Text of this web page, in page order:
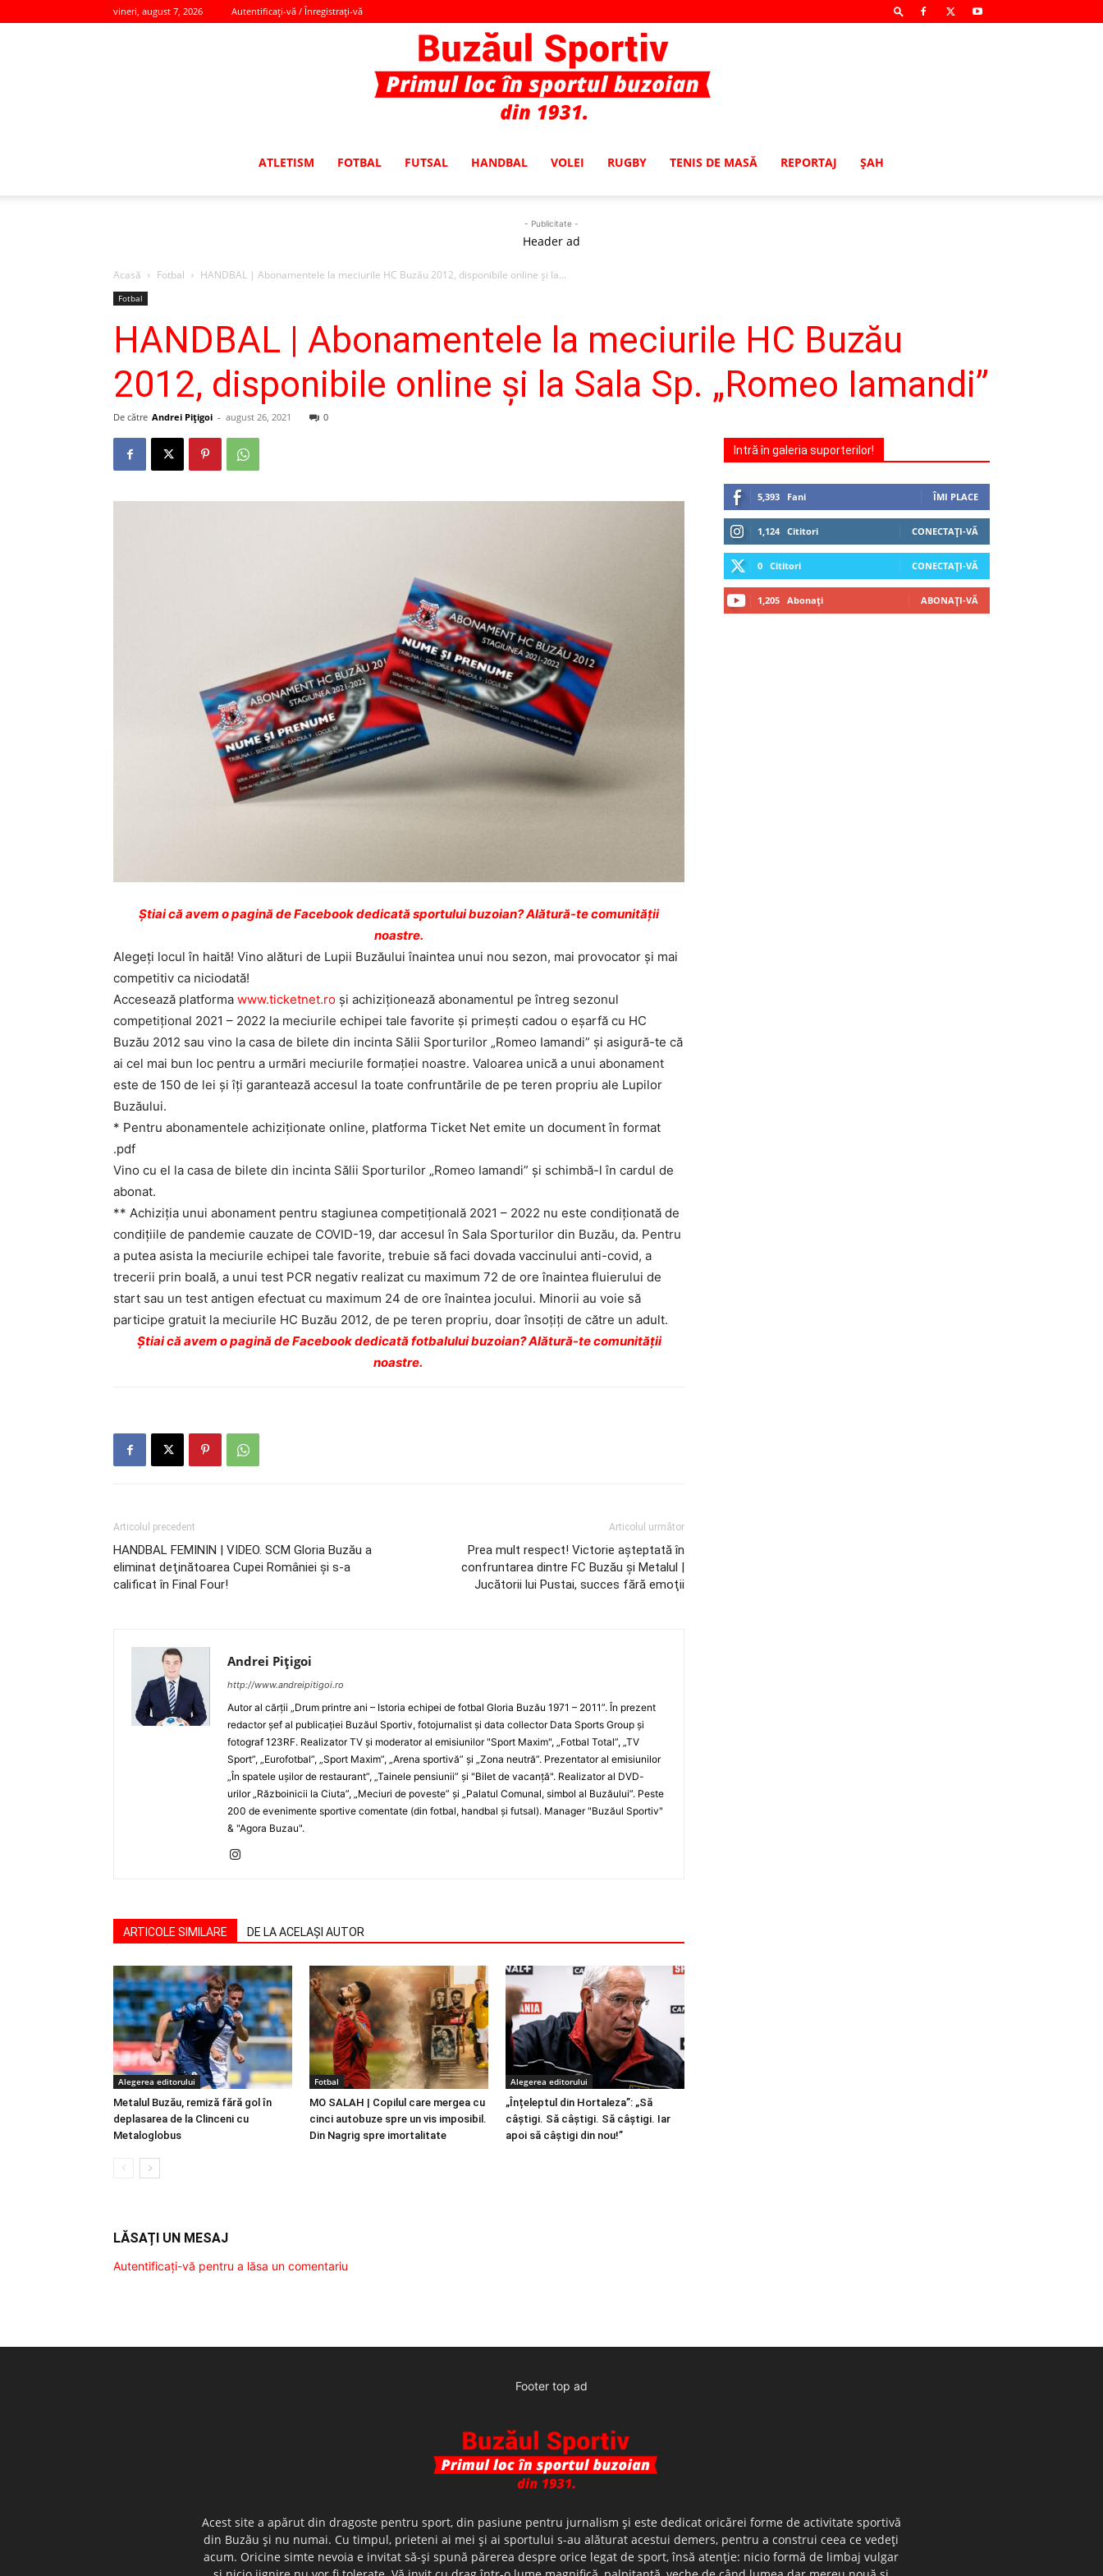
vineri, august 7, 2026 Autentificați-vă / Înregistrați-vă
ATLETISM FOTBAL FUTSAL HANDBAL VOLEI RUGBY TENIS DE MASĂ REPORTAJ ŞAH
- Publicitate -
Header ad
Acasă Fotbal HANDBAL | Abonamentele la meciurile HC Buzău 2012, disponibile online şi la...
Fotbal
HANDBAL | Abonamentele la meciurile HC Buzău
2012, disponibile online şi la Sala Sp. „Romeo Iamandi”
De către Andrei Pițigoi - august 26, 2021 0
Ştiai că avem o pagină de Facebook dedicată sportului buzoian? Alătură-te comunității
noastre.
Alegeţi locul în haită! Vino alături de Lupii Buzăului înaintea unui nou sezon, mai provocator şi mai
competitiv ca niciodată!
Accesează platforma www.ticketnet.ro şi achiziţionează abonamentul pe întreg sezonul
competiţional 2021 – 2022 la meciurile echipei tale favorite şi primeşti cadou o eşarfă cu HC
Buzău 2012 sau vino la casa de bilete din incinta Sălii Sporturilor „Romeo Iamandi” şi asigură-te că
ai cel mai bun loc pentru a urmări meciurile formaţiei noastre. Valoarea unică a unui abonament
este de 150 de lei şi îţi garantează accesul la toate confruntările de pe teren propriu ale Lupilor
Buzăului.
* Pentru abonamentele achiziţionate online, platforma Ticket Net emite un document în format
.pdf
Vino cu el la casa de bilete din incinta Sălii Sporturilor „Romeo Iamandi” şi schimbă-l în cardul de
abonat.
** Achiziţia unui abonament pentru stagiunea competiţională 2021 – 2022 nu este condiţionată de
condiţiile de pandemie cauzate de COVID-19, dar accesul în Sala Sporturilor din Buzău, da. Pentru
a putea asista la meciurile echipei tale favorite, trebuie să faci dovada vaccinului anti-covid, a
trecerii prin boală, a unui test PCR negativ realizat cu maximum 72 de ore înaintea fluierului de
start sau un test antigen efectuat cu maximum 24 de ore înaintea jocului. Minorii au voie să
participe gratuit la meciurile HC Buzău 2012, de pe teren propriu, doar însoţiţi de către un adult.
Ştiai că avem o pagină de Facebook dedicată fotbalului buzoian? Alătură-te comunității
noastre.
Articolul precedent
HANDBAL FEMININ | VIDEO. SCM Gloria Buzău a
eliminat deţinătoarea Cupei României şi s-a
calificat în Final Four!
Articolul următor
Prea mult respect! Victorie aşteptată în
confruntarea dintre FC Buzău şi Metalul |
Jucătorii lui Pustai, succes fără emoţii
Andrei Pițigoi
http://www.andreipitigoi.ro
Autor al cărţii „Drum printre ani – Istoria echipei de fotbal Gloria Buzău 1971 – 2011”. În prezent
redactor şef al publicaţiei Buzăul Sportiv, fotojurnalist şi data collector Data Sports Group şi
fotograf 123RF. Realizator TV şi moderator al emisiunilor "Sport Maxim", „Fotbal Total”, „TV
Sport”, „Eurofotbal”, „Sport Maxim”, „Arena sportivă” şi „Zona neutră”. Prezentator al emisiunilor
„În spatele uşilor de restaurant”, „Tainele pensiunii” şi "Bilet de vacanţă". Realizator al DVD-
urilor „Războinicii la Ciuta”, „Meciuri de poveste” şi „Palatul Comunal, simbol al Buzăului”. Peste
200 de evenimente sportive comentate (din fotbal, handbal şi futsal). Manager "Buzăul Sportiv"
& "Agora Buzau".
ARTICOLE SIMILARE DE LA ACELAȘI AUTOR
Alegerea editorului
Metalul Buzău, remiză fără gol în
deplasarea de la Clinceni cu
Metaloglobus
Fotbal
MO SALAH | Copilul care mergea cu
cinci autobuze spre un vis imposibil.
Din Nagrig spre imortalitate
Alegerea editorului
„Înțeleptul din Hortaleza”: „Să
câștigi. Să câștigi. Să câștigi. Iar
apoi să câștigi din nou!”
LĂSAȚI UN MESAJ
Autentificați-vă pentru a lăsa un comentariu
Intră în galeria suporterilor!
5,393 Fani ÎMI PLACE
1,124 Cititori CONECTAȚI-VĂ
0 Cititori CONECTAȚI-VĂ
1,205 Abonați ABONAȚI-VĂ
Footer top ad
Acest site a apărut din dragoste pentru sport, din pasiune pentru jurnalism şi este dedicat oricărei forme de activitate sportivă
din Buzău şi nu numai. Cu timpul, prieteni ai mei şi ai sportului s-au alăturat acestui demers, pentru a construi ceea ce vedeţi
acum. Oricine simte nevoia e invitat să-şi spună părerea despre orice legat de sport, însă atenţie: nicio formă de limbaj vulgar